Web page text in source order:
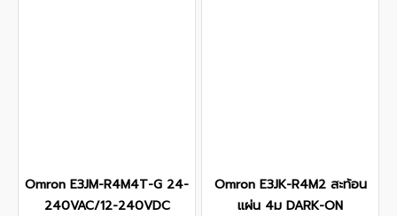
Omron E3JM-R4M4T-G 24-
240VAC/12-240VDC
Omron E3JK-R4M2 สะท้อน
แผ่น 4ม DARK-ON